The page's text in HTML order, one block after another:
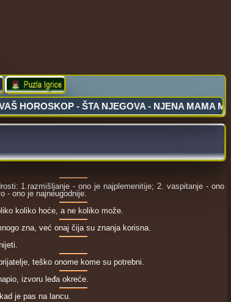
1.razmišljanje - ono je najplemenitije; 2. vaspitanje - ono
- ono je najneugodnije.
koliko hoće, a ne koliko može.
zna, već onaj čija su znanja korisna.
teško onome kome su potrebni.
izvoru leđa okreće.
je pas na lancu.